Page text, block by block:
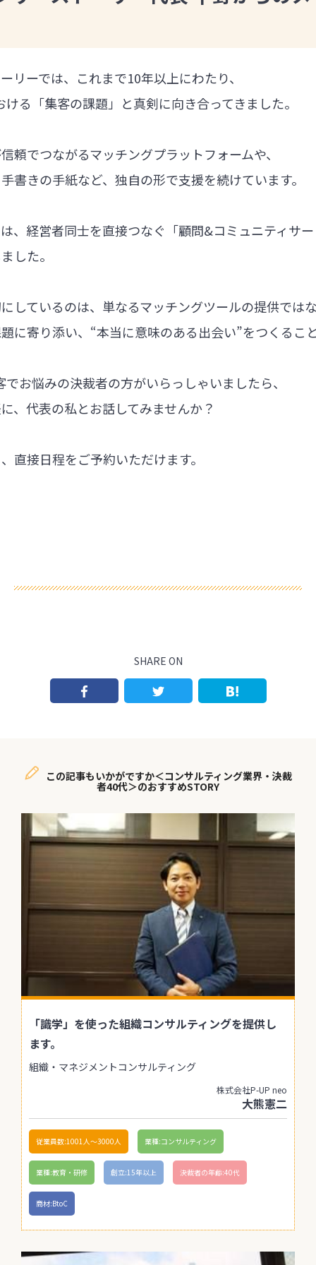
リーでは、これまで10年以上にわたり、
る「集客の課題」と真剣に向き合ってきました。
頼でつながるマッチングプラットフォームや、
書きの手紙など、独自の形で支援を続けています。
、経営者同士を直接つなぐ「顧問&コミュニティサ
した。
しているのは、単なるマッチングツールの提供では
に寄り添い、“本当に意味のある出会い”をつくるこ
お悩みの決裁者の方がいらっしゃいましたら、
、代表の私とお話してみませんか？
直接日程をご予約いただけます。
SHARE ON
この記事もいかがですか＜コンサルティング業界・決裁
者40代＞のおすすめSTORY
「識学」を使った組織コンサルティングを提供し
ます。
組織・マネジメントコンサルティング
株式会社P-UP neo
大熊憲二
従業員数:1001人〜3000人 業種:コンサルティング
業種:教育・研修 創立:15年以上 決裁者の年齢:40代
商材:BtoC